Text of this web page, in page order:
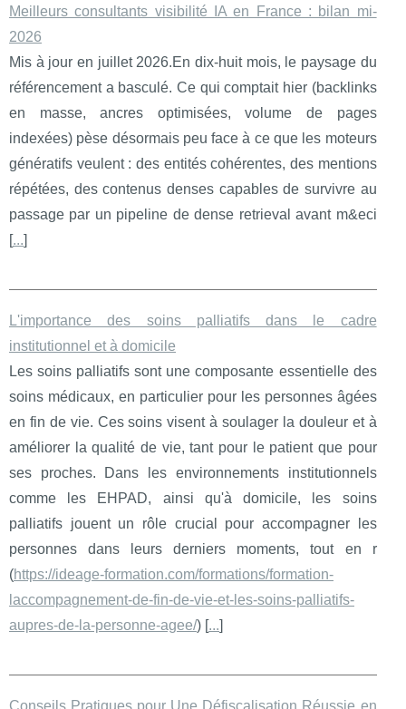
Meilleurs consultants visibilité IA en France : bilan mi-
2026
Mis à jour en juillet 2026.En dix-huit mois, le paysage du
référencement a basculé. Ce qui comptait hier (backlinks
en masse, ancres optimisées, volume de pages
indexées) pèse désormais peu face à ce que les moteurs
génératifs veulent : des entités cohérentes, des mentions
répétées, des contenus denses capables de survivre au
passage par un pipeline de dense retrieval avant m&eci
[...]
L'importance des soins palliatifs dans le cadre
institutionnel et à domicile
Les soins palliatifs sont une composante essentielle des
soins médicaux, en particulier pour les personnes âgées
en fin de vie. Ces soins visent à soulager la douleur et à
améliorer la qualité de vie, tant pour le patient que pour
ses proches. Dans les environnements institutionnels
comme les EHPAD, ainsi qu'à domicile, les soins
palliatifs jouent un rôle crucial pour accompagner les
personnes dans leurs derniers moments, tout en r
(https://ideage-formation.com/formations/formation-
laccompagnement-de-fin-de-vie-et-les-soins-palliatifs-
aupres-de-la-personne-agee/) [...]